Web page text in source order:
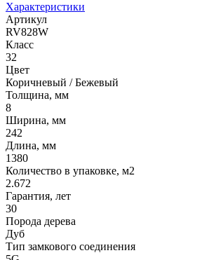
Характеристики
Артикул
RV828W
Класс
32
Цвет
Коричневый / Бежевый
Толщина, мм
8
Ширина, мм
242
Длина, мм
1380
Количество в упаковке, м2
2.672
Гарантия, лет
30
Порода дерева
Дуб
Тип замкового соединения